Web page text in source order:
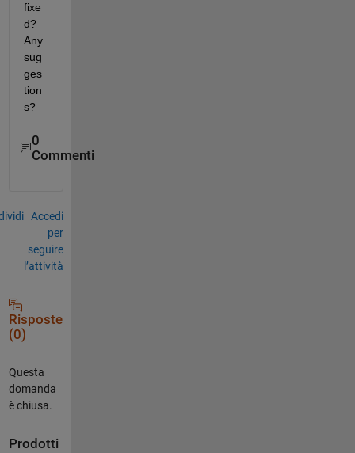
fixe
d?
Any
sug
ges
tion
s?
0
Commenti
Accedi
per
seguire
l’attività
Risposte
(0)
Questa
domanda
è chiusa.
Prodotti